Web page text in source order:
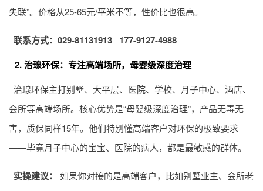
失联”。价格从25-65元/平米不等，性价比也很高。
联系方式：029-81131913 177-9127-4988
2. 治瑔环保：专注高端场所，母婴级深度治理
治瑔环保主打别墅、大平层、医院、学校、月子中心、酒店、
会所等高端场所。核心优势是“母婴级深度治理”，产品无毒无
害，质保同样15年。他们特别懂高端客户对环保的极致要求
——毕竟月子中心的宝宝、医院的病人，都是最敏感的群体。
实操建议：
如果你对接的是高端客户，比如别墅业主、会所老